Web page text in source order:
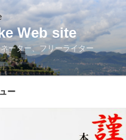
Web site
ーター、フリーライター
ー